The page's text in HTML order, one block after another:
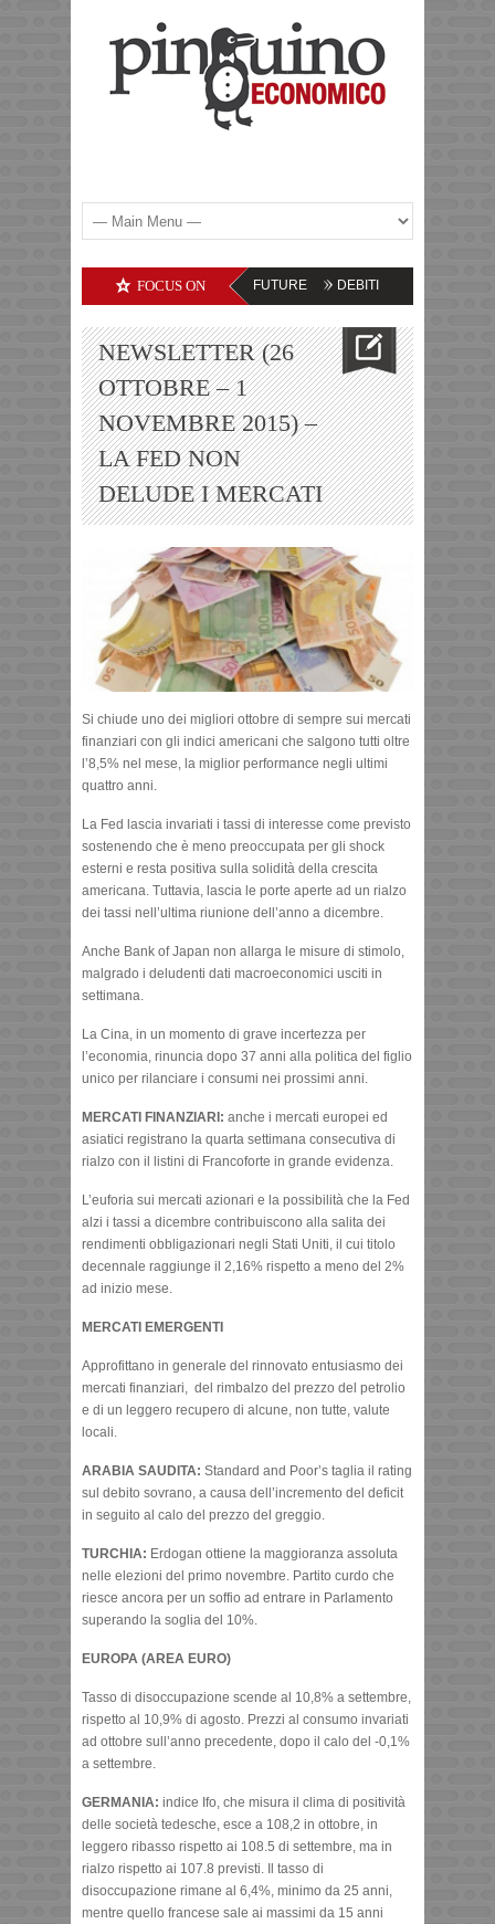
FOCUS ON
– LE PROSPETTIVE FUTURE DEBITI DELLE SOCIETA’
NEWSLETTER (26
OTTOBRE – 1
NOVEMBRE 2015) –
LA FED NON
DELUDE I MERCATI
Si chiude uno dei migliori ottobre di sempre sui mercati
finanziari con gli indici americani che salgono tutti oltre
l’8,5% nel mese, la miglior performance negli ultimi
quattro anni.
La Fed lascia invariati i tassi di interesse come previsto
sostenendo che è meno preoccupata per gli shock
esterni e resta positiva sulla solidità della crescita
americana. Tuttavia, lascia le porte aperte ad un rialzo
dei tassi nell’ultima riunione dell’anno a dicembre.
Anche Bank of Japan non allarga le misure di stimolo,
malgrado i deludenti dati macroeconomici usciti in
settimana.
La Cina, in un momento di grave incertezza per
l’economia, rinuncia dopo 37 anni alla politica del figlio
unico per rilanciare i consumi nei prossimi anni.
MERCATI FINANZIARI: anche i mercati europei ed
asiatici registrano la quarta settimana consecutiva di
rialzo con il listini di Francoforte in grande evidenza.
L’euforia sui mercati azionari e la possibilità che la Fed
alzi i tassi a dicembre contribuiscono alla salita dei
rendimenti obbligazionari negli Stati Uniti, il cui titolo
decennale raggiunge il 2,16% rispetto a meno del 2%
ad inizio mese.
MERCATI EMERGENTI
Approfittano in generale del rinnovato entusiasmo dei
mercati finanziari, del rimbalzo del prezzo del petrolio
e di un leggero recupero di alcune, non tutte, valute
locali.
ARABIA SAUDITA: Standard and Poor’s taglia il rating
sul debito sovrano, a causa dell’incremento del deficit
in seguito al calo del prezzo del greggio.
TURCHIA: Erdogan ottiene la maggioranza assoluta
nelle elezioni del primo novembre. Partito curdo che
riesce ancora per un soffio ad entrare in Parlamento
superando la soglia del 10%.
EUROPA (AREA EURO)
Tasso di disoccupazione scende al 10,8% a settembre,
rispetto al 10,9% di agosto. Prezzi al consumo invariati
ad ottobre sull’anno precedente, dopo il calo del -0,1%
a settembre.
GERMANIA: indice Ifo, che misura il clima di positività
delle società tedesche, esce a 108,2 in ottobre, in
leggero ribasso rispetto ai 108.5 di settembre, ma in
rialzo rispetto ai 107.8 previsti. Il tasso di
disoccupazione rimane al 6,4%, minimo da 25 anni,
mentre quello francese sale ai massimi da 15 anni